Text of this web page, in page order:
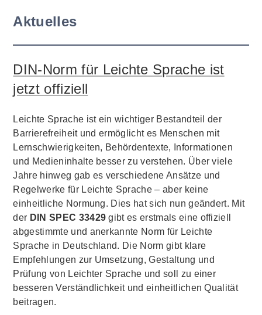
Aktuelles
DIN-Norm für Leichte Sprache ist
jetzt offiziell
Leichte Sprache ist ein wichtiger Bestandteil der
Barrierefreiheit und ermöglicht es Menschen mit
Lernschwierigkeiten, Behördentexte, Informationen
und Medieninhalte besser zu verstehen. Über viele
Jahre hinweg gab es verschiedene Ansätze und
Regelwerke für Leichte Sprache – aber keine
einheitliche Normung. Dies hat sich nun geändert. Mit
der DIN SPEC 33429 gibt es erstmals eine offiziell
abgestimmte und anerkannte Norm für Leichte
Sprache in Deutschland. Die Norm gibt klare
Empfehlungen zur Umsetzung, Gestaltung und
Prüfung von Leichter Sprache und soll zu einer
besseren Verständlichkeit und einheitlichen Qualität
beitragen.